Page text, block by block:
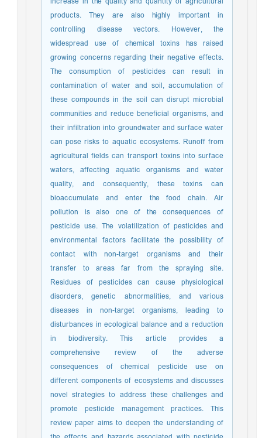
products. They are also highly important in
controlling disease vectors. However, the
widespread use of chemical toxins has raised
growing concerns regarding their negative effects.
The consumption of pesticides can result in
contamination of water and soil, accumulation of
these compounds in the soil can disrupt microbial
communities and reduce beneficial organisms, and
their infiltration into groundwater and surface water
can pose risks to aquatic ecosystems. Runoff from
agricultural fields can transport toxins into surface
waters, affecting aquatic organisms and water
quality, and consequently, these toxins can
bioaccumulate and enter the food chain. Air
pollution is also one of the consequences of
pesticide use. The volatilization of pesticides and
environmental factors facilitate the possibility of
contact with non-target organisms and their
transfer to areas far from the spraying site.
Residues of pesticides can cause physiological
disorders, genetic abnormalities, and various
diseases in non-target organisms, leading to
disturbances in ecological balance and a reduction
in biodiversity. This article provides a
comprehensive review of the adverse
consequences of chemical pesticide use on
different components of ecosystems and discusses
novel strategies to address these challenges and
promote pesticide management practices. This
review paper aims to deepen the understanding of